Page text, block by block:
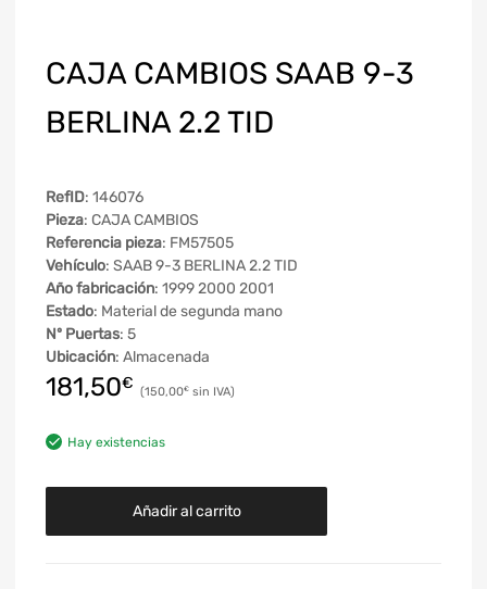
CAJA CAMBIOS SAAB 9-3
BERLINA 2.2 TID
RefID: 146076
Pieza: CAJA CAMBIOS
Referencia pieza: FM57505
Vehículo: SAAB 9-3 BERLINA 2.2 TID
Año fabricación: 1999 2000 2001
Estado: Material de segunda mano
Nº Puertas: 5
Ubicación: Almacenada
181,50€ 150,00€
Hay existencias
Añadir al carrito